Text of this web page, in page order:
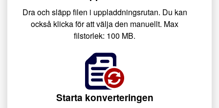
Dra och släpp filen i uppladdningsrutan. Du kan
också klicka för att välja den manuellt. Max
filstorlek: 100 MB.
Starta konverteringen